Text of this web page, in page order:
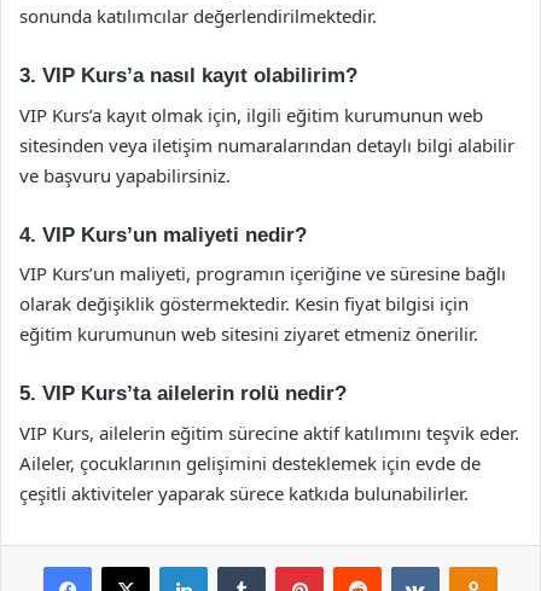
sonunda katılımcılar değerlendirilmektedir.
3. VIP Kurs’a nasıl kayıt olabilirim?
VIP Kurs’a kayıt olmak için, ilgili eğitim kurumunun web
sitesinden veya iletişim numaralarından detaylı bilgi alabilir
ve başvuru yapabilirsiniz.
4. VIP Kurs’un maliyeti nedir?
VIP Kurs’un maliyeti, programın içeriğine ve süresine bağlı
olarak değişiklik göstermektedir. Kesin fiyat bilgisi için
eğitim kurumunun web sitesini ziyaret etmeniz önerilir.
5. VIP Kurs’ta ailelerin rolü nedir?
VIP Kurs, ailelerin eğitim sürecine aktif katılımını teşvik eder.
Aileler, çocuklarının gelişimini desteklemek için evde de
çeşitli aktiviteler yaparak sürece katkıda bulunabilirler.
Facebook
X LinkedInTumblr PinterestReddit VKontakte